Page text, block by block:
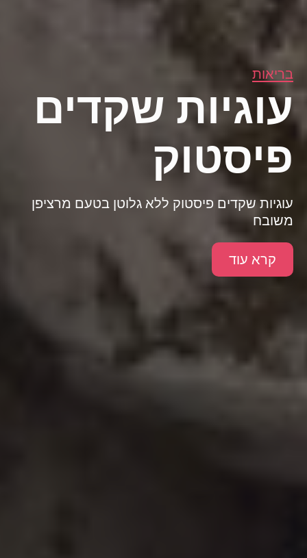
בריאות
עוגיות שקדים
פיסטוק
עוגיות שקדים פיסטוק ללא גלוטן בטעם מרציפן
משובח
קרא עוד